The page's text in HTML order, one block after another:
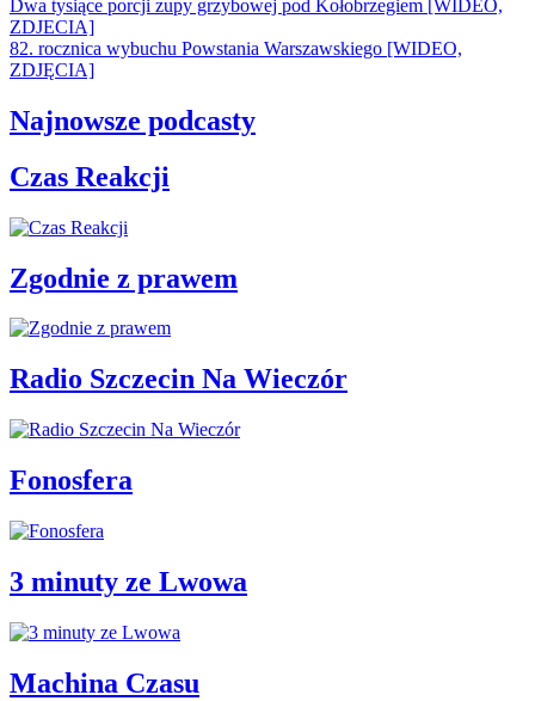
Dwa tysiące porcji zupy grzybowej pod Kołobrzegiem [WIDEO,
ZDJECIA]
82. rocznica wybuchu Powstania Warszawskiego [WIDEO,
ZDJĘCIA]
Najnowsze podcasty
Czas Reakcji
Zgodnie z prawem
Radio Szczecin Na Wieczór
Fonosfera
3 minuty ze Lwowa
Machina Czasu